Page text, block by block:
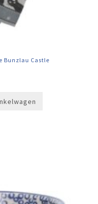
Bunzlau Castle